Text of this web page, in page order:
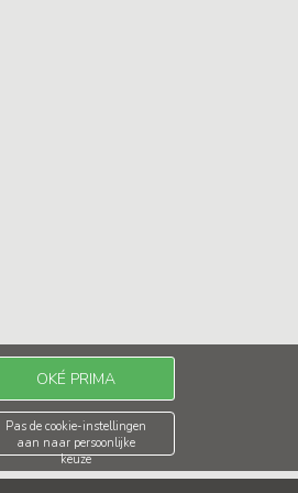
OKÉ PRIMA
Pas de cookie-instellingen
aan naar persoonlijke
keuze